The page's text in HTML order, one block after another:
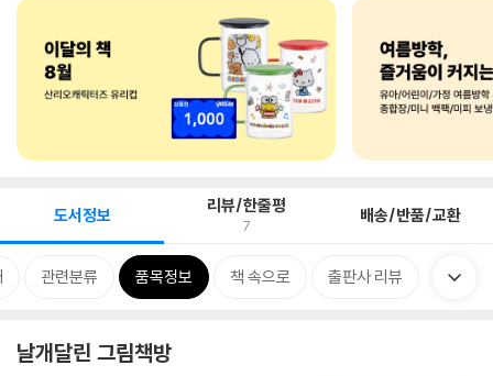
도서정보 리뷰/한줄평
7 배송/반품/교환
관련분류 품목정보 책 속으로 출판사 리뷰
날개달린 그림책방